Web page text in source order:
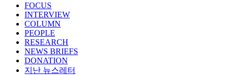
FOCUS
INTERVIEW
COLUMN
PEOPLE
RESEARCH
NEWS BRIEFS
DONATION
지난 뉴스레터